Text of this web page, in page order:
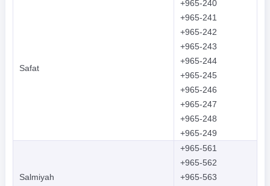
Safat
+965-240
+965-241
+965-242
+965-243
+965-244
+965-245
+965-246
+965-247
+965-248
+965-249
Salmiyah
+965-561
+965-562
+965-563